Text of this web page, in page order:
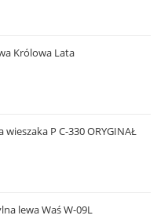
Królowa Lata
P C-330 ORYGINAŁ
lewa Waś W-09L